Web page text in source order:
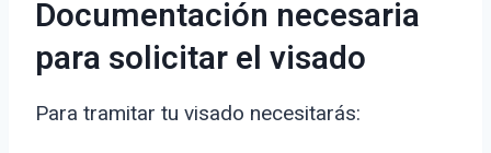
Documentación necesaria
para solicitar el visado
Para tramitar tu visado necesitarás: